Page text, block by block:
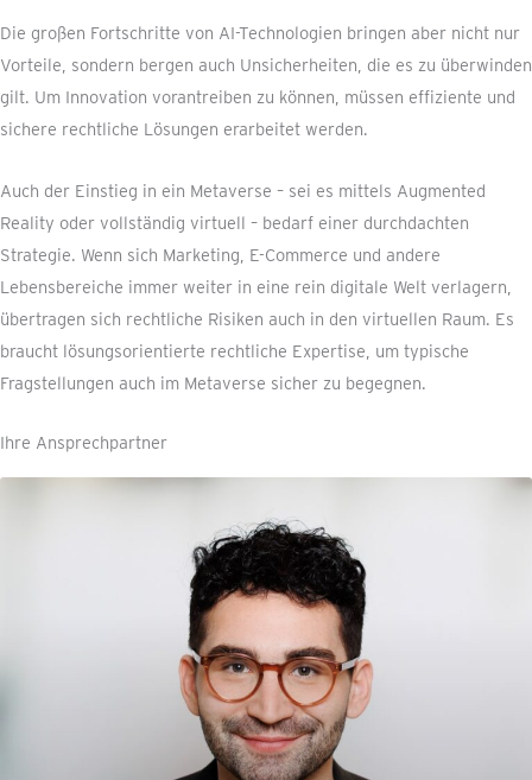
Die großen Fortschritte von AI-Technologien bringen aber nicht nur
Vorteile, sondern bergen auch Unsicherheiten, die es zu überwinden
gilt. Um Innovation vorantreiben zu können, müssen effiziente und
sichere rechtliche Lösungen erarbeitet werden.
Auch der Einstieg in ein Metaverse – sei es mittels Augmented
Reality oder vollständig virtuell – bedarf einer durchdachten
Strategie. Wenn sich Marketing, E-Commerce und andere
Lebensbereiche immer weiter in eine rein digitale Welt verlagern,
übertragen sich rechtliche Risiken auch in den virtuellen Raum. Es
braucht lösungsorientierte rechtliche Expertise, um typische
Fragstellungen auch im Metaverse sicher zu begegnen.
Ihre Ansprechpartner